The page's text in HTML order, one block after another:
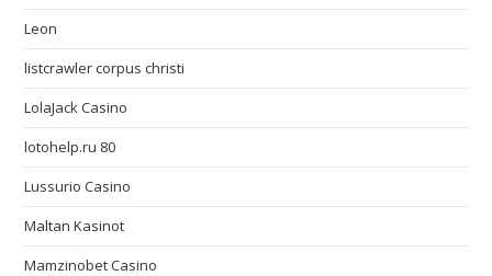
Leon
listcrawler corpus christi
LolaJack Casino
lotohelp.ru 80
Lussurio Casino
Maltan Kasinot
Mamzinobet Casino